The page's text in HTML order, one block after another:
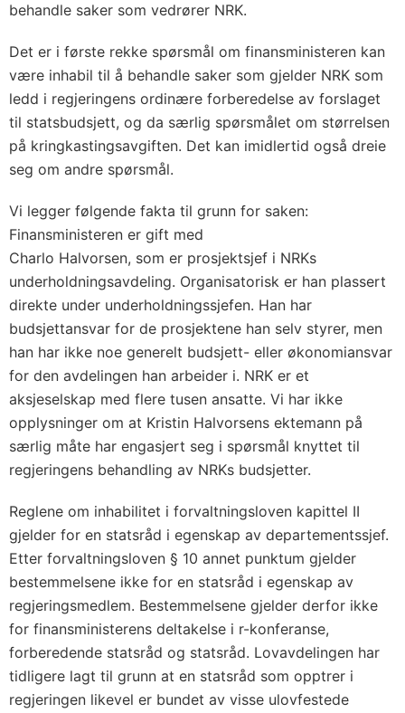
behandle saker som vedrører NRK.
Det er i første rekke spørsmål om finansministeren kan
være inhabil til å behandle saker som gjelder NRK som
ledd i regjeringens ordinære forberedelse av forslaget
til statsbudsjett, og da særlig spørsmålet om størrelsen
på kringkastingsavgiften. Det kan imidlertid også dreie
seg om andre spørsmål.
Vi legger følgende fakta til grunn for saken:
Finansministeren er gift med
Charlo Halvorsen, som er prosjektsjef i NRKs
underholdningsavdeling. Organisatorisk er han plassert
direkte under underholdningssjefen. Han har
budsjettansvar for de prosjektene han selv styrer, men
han har ikke noe generelt budsjett- eller økonomiansvar
for den avdelingen han arbeider i. NRK er et
aksjeselskap med flere tusen ansatte. Vi har ikke
opplysninger om at Kristin Halvorsens ektemann på
særlig måte har engasjert seg i spørsmål knyttet til
regjeringens behandling av NRKs budsjetter.
Reglene om inhabilitet i forvaltningsloven kapittel II
gjelder for en statsråd i egenskap av departementssjef.
Etter forvaltningsloven § 10 annet punktum gjelder
bestemmelsene ikke for en statsråd i egenskap av
regjeringsmedlem. Bestemmelsene gjelder derfor ikke
for finansministerens deltakelse i r-konferanse,
forberedende statsråd og statsråd. Lovavdelingen har
tidligere lagt til grunn at en statsråd som opptrer i
regjeringen likevel er bundet av visse ulovfestede